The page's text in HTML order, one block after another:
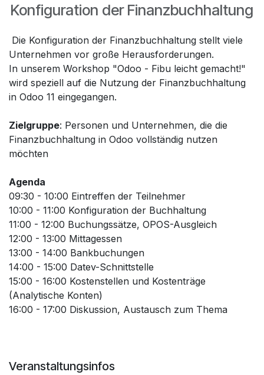
Konfiguration der Finanzbuchhaltung
Die Konfiguration der Finanzbuchhaltung stellt viele
Unternehmen vor große Herausforderungen.
In unserem Workshop "Odoo - Fibu leicht gemacht!"
wird speziell auf die Nutzung der Finanzbuchhaltung
in Odoo 11 eingegangen.
Zielgruppe: Personen und Unternehmen, die die
Finanzbuchhaltung in Odoo vollständig nutzen
möchten
Agenda
09:30 - 10:00 Eintreffen der Teilnehmer
10:00 - 11:00 Konfiguration der Buchhaltung
11:00 - 12:00 Buchungssätze, OPOS-Ausgleich
12:00 - 13:00 Mittagessen
13:00 - 14:00 Bankbuchungen
14:00 - 15:00 Datev-Schnittstelle
15:00 - 16:00 Kostenstellen und Kostenträge
(Analytische Konten)
16:00 - 17:00 Diskussion, Austausch zum Thema
Veranstaltungsinfos